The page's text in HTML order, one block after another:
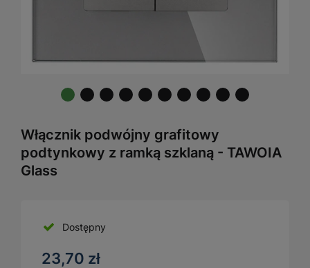
Włącznik podwójny grafitowy
podtynkowy z ramką szklaną - TAWOIA
Glass
Dostępny
23,70 zł